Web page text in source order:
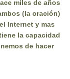
miles de años
(la oración)
Internet y mas
la capacidad
de hacer